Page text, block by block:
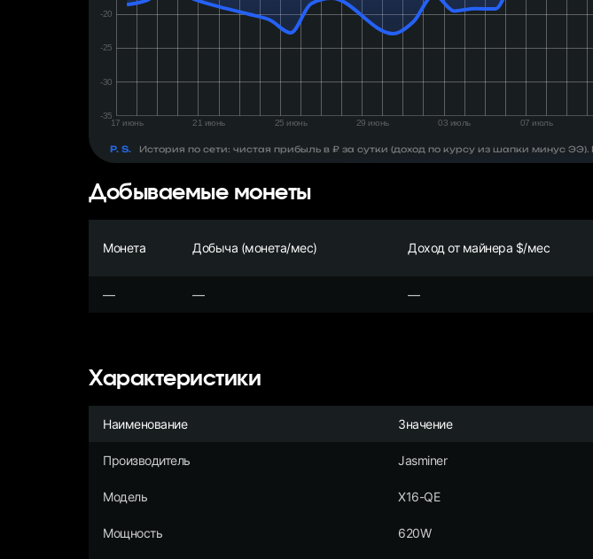
P. S. История по сети: чистая прибыль в ₽ за сутки (доход по курсу из шапки минус
Добываемые монеты
Монета Добыча (монета/мес) Доход от майнера $/мес
— — —
Характеристики
Наименование Значение
Производитель Jasminer
Модель X16-QE
Мощность 620W